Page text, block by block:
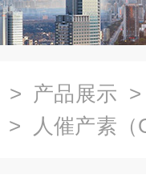
> 产品展示
> 人催产素（